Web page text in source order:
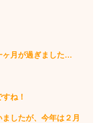
ヶ月が過ぎました…
ね！
したが、今年は２月